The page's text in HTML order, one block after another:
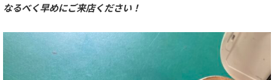
なるべく早めにご来店ください！